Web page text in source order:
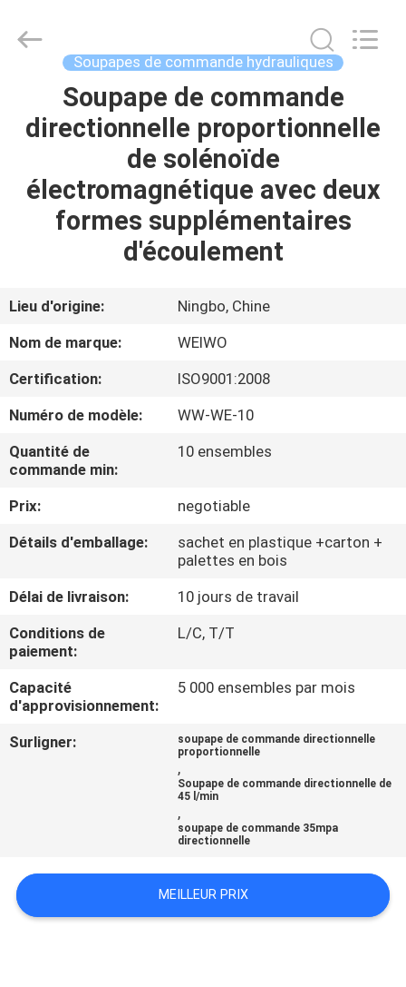
MAISON
NOUS
D'USINE
CONTRÔLE
DE
QUALITÉ
NOUS
DEMANDEZ
UNE
CITATION
PRIVACY
Electromechanical
Tech
Soupapes de commande hydrauliques
Soupape de commande
directionnelle proportionnelle
de solénoïde
électromagnétique avec deux
formes supplémentaires
d'écoulement
Lieu d'origine:
Ningbo, Chine
Nom de marque:
WEIWO
Certification:
ISO9001:2008
Numéro de modèle:
WW-WE-10
Quantité de
commande min:
10 ensembles
Prix:
negotiable
Détails d'emballage:
sachet en plastique +carton +
palettes en bois
Délai de livraison:
10 jours de travail
Conditions de
paiement:
L/C, T/T
Capacité
d'approvisionnement:
5 000 ensembles par mois
Surligner:
soupape de commande directionnelle
proportionnelle
,
Soupape de commande directionnelle de
45 l/min
,
soupape de commande 35mpa
directionnelle
MEILLEUR PRIX